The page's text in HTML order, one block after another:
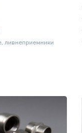
ливнеприемники